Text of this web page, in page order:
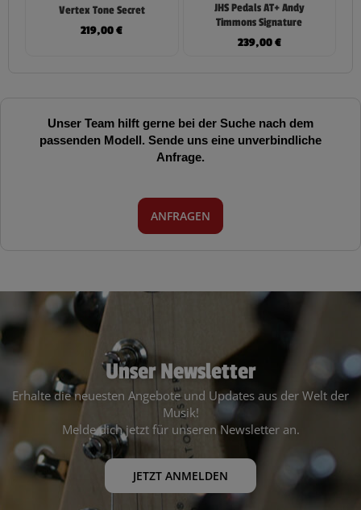
Vertex Tone Secret
219,00€
JHS Pedals AT+ Andy
Timmons Signature
239,00€
Unser Team hilft gerne bei der Suche nach dem
passenden Modell. Sende uns eine unverbindliche
Anfrage.
ANFRAGEN
Unser Newsletter
Erhalte die neuesten Angebote und Updates aus der Welt der
Musik!
Melde dich jetzt für unseren Newsletter an.
JETZT ANMELDEN